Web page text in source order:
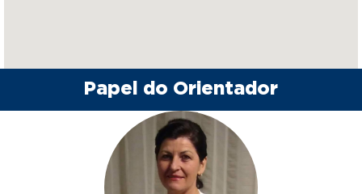
Papel do Orientador